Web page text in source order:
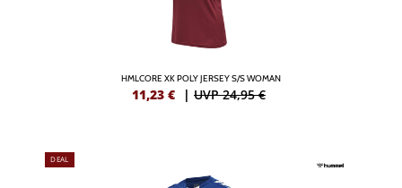
HMLCORE XK POLY JERSEY S/S WOMAN
11,23 € | UVP 24,95 €
DEAL